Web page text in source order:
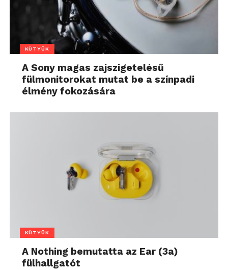
KÜTYÜK
A Sony magas zajszigetelésű
fülmonitorokat mutat be a színpadi
élmény fokozására
KÜTYÜK
A Nothing bemutatta az Ear (3a)
fülhallgatót